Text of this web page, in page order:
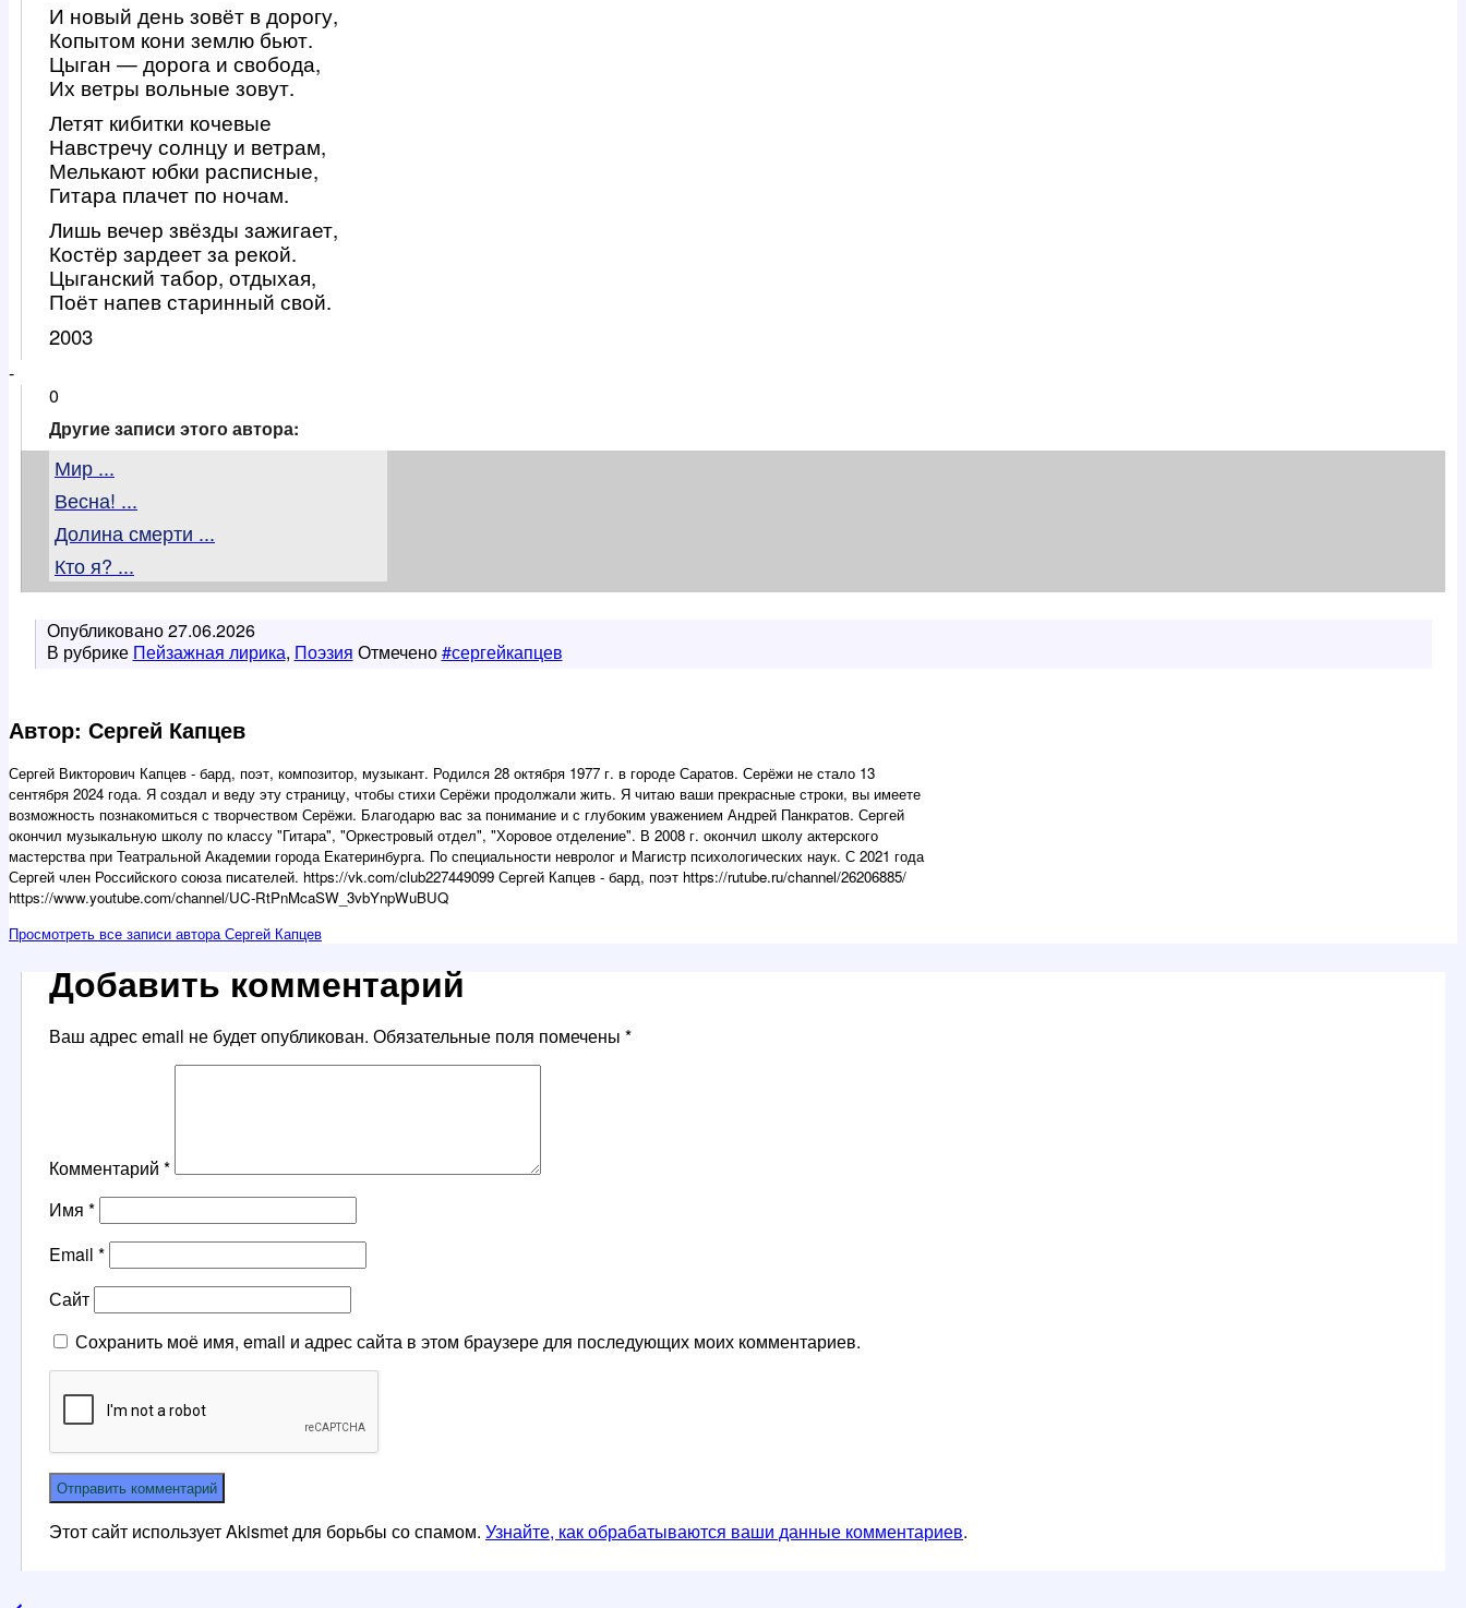
И новый день зовёт в дорогу,
Копытом кони землю бьют.
Цыган — дорога и свобода,
Их ветры вольные зовут.
Летят кибитки кочевые
Навстречу солнцу и ветрам,
Мелькают юбки расписные,
Гитара плачет по ночам.
Лишь вечер звёзды зажигает,
Костёр зардеет за рекой.
Цыганский табор, отдыхая,
Поёт напев старинный свой.
2003
-
0
Другие записи этого автора:
Мир ...
Весна! ...
Долина смерти ...
Кто я? ...
Опубликовано27.06.2026
В рубрике Пейзажная лирика, Поэзия Отмечено#сергейкапцев
Автор: Сергей Капцев
Сергей Викторович Капцев - бард, поэт, композитор, музыкант. Родился 28 октября 1977 г. в городе Саратов. Серёжи не стало 13
сентября 2024 года. Я создал и веду эту страницу, чтобы стихи Серёжи продолжали жить. Я читаю ваши прекрасные строки, вы имеете
возможность познакомиться с творчеством Серёжи. Благодарю вас за понимание и с глубоким уважением Андрей Панкратов. Сергей
окончил музыкальную школу по классу "Гитара", "Оркестровый отдел", "Хоровое отделение". В 2008 г. окончил школу актерского
мастерства при Театральной Академии города Екатеринбурга. По специальности невролог и Магистр психологических наук. С 2021 года
Сергей член Российского союза писателей. https://vk.com/club227449099 Сергей Капцев - бард, поэт https://rutube.ru/channel/26206885/
https://www.youtube.com/channel/UC-RtPnMcaSW_3vbYnpWuBUQ
Просмотреть все записи автора Сергей Капцев
Добавить комментарий
Ваш адрес email не будет опубликован. Обязательные поля помечены *
Комментарий *
Имя *
Email *
Сайт
Сохранить моё имя, email и адрес сайта в этом браузере для последующих моих комментариев.
Этот сайт использует Akismet для борьбы со спамом. Узнайте, как обрабатываются ваши данные комментариев.